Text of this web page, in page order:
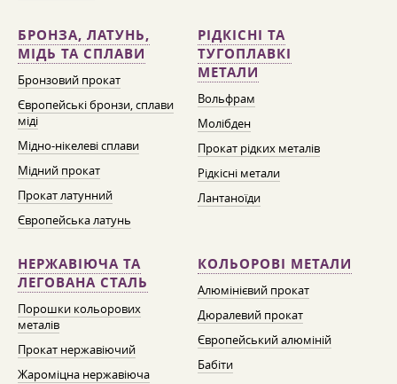
БРОНЗА, ЛАТУНЬ,
МІДЬ ТА СПЛАВИ
Бронзовий прокат
Європейські бронзи, сплави
міді
Мідно-нікелеві сплави
Мідний прокат
Прокат латунний
Європейська латунь
РІДКІСНІ ТА
ТУГОПЛАВКІ
МЕТАЛИ
Вольфрам
Молібден
Прокат рідких металів
Рідкісні метали
Лантаноїди
НЕРЖАВІЮЧА ТА
ЛЕГОВАНА СТАЛЬ
Порошки кольорових
металів
Прокат нержавіючий
Жароміцна нержавіюча
КОЛЬОРОВІ МЕТАЛИ
Алюмінієвий прокат
Дюралевий прокат
Європейський алюміній
Бабіти